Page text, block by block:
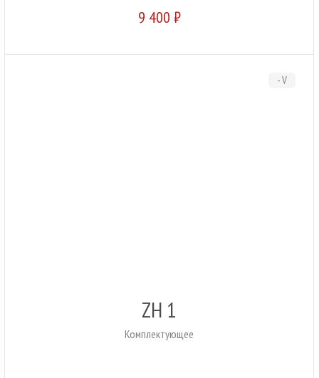
9 400 ₽
- V
ZH 1
Комплектующее